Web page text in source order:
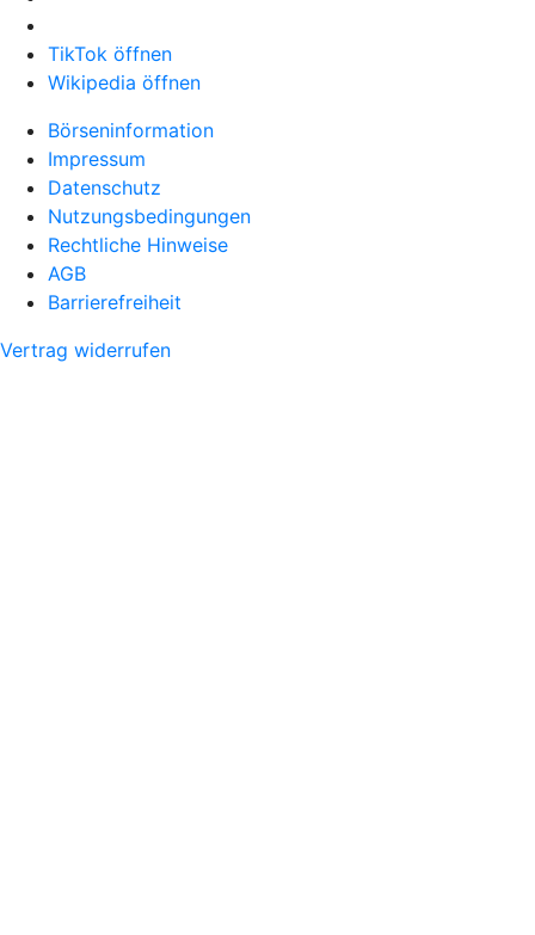
TikTok öffnen
Wikipedia öffnen
Börseninformation
Impressum
Datenschutz
Nutzungsbedingungen
Rechtliche Hinweise
AGB
Barrierefreiheit
Vertrag widerrufen